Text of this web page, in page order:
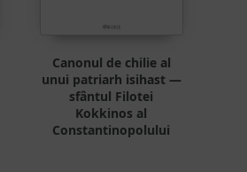
Canonul de chilie al
unui patriarh isihast —
sfântul Filotei
Kokkinos al
Constantinopolului